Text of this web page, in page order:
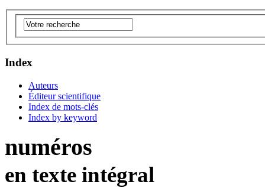
Index
Auteurs
Éditeur scientifique
Index de mots-clés
Index by keyword
numéros
en texte intégral